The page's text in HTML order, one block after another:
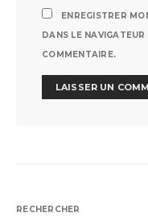
ENREGISTRER
DANS LE
COMMENTAIRE.
RECHERCHER